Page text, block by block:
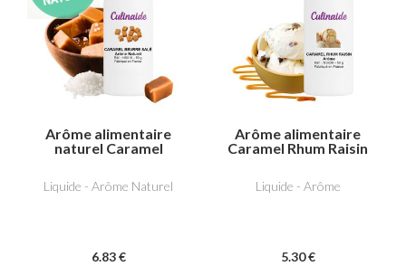
Arôme alimentaire
naturel Caramel
Liquide - Arôme Naturel
6.83 €
Arôme alimentaire
Caramel Rhum Raisin
Liquide - Arôme
5.30 €